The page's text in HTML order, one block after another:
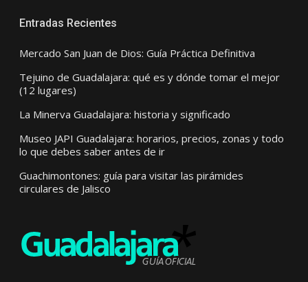
Entradas Recientes
Mercado San Juan de Dios: Guía Práctica Definitiva
Tejuino de Guadalajara: qué es y dónde tomar el mejor
(12 lugares)
La Minerva Guadalajara: historia y significado
Museo JAPI Guadalajara: horarios, precios, zonas y todo
lo que debes saber antes de ir
Guachimontones: guía para visitar las pirámides
circulares de Jalisco